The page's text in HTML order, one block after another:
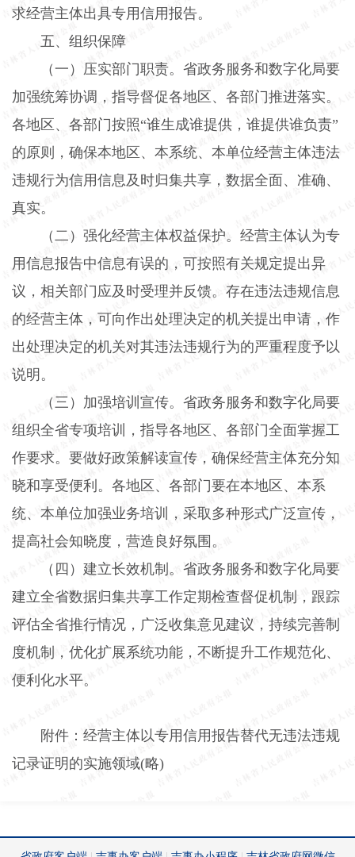
求经营主体出具专用信用报告。
五、组织保障
（一）压实部门职责。 省政务服务和数字化局要
加强统筹协调，指导督促各地区、各部门推进落实。
各地区、各部门按照“谁生成谁提供，谁提供谁负责”
的原则，确保本地区、本系统、本单位经营主体违法
违规行为信用信息及时归集共享，数据全面、准确、
真实。
（二）强化经营主体权益保护。 经营主体认为专
用信息报告中信息有误的，可按照有关规定提出异
议，相关部门应及时受理并反馈。存在违法违规信息
的经营主体，可向作出处理决定的机关提出申请，作
出处理决定的机关对其违法违规行为的严重程度予以
说明。
（三）加强培训宣传。 省政务服务和数字化局要
组织全省专项培训，指导各地区、各部门全面掌握工
作要求。要做好政策解读宣传，确保经营主体充分知
晓和享受便利。各地区、各部门要在本地区、本系
统、本单位加强业务培训，采取多种形式广泛宣传，
提高社会知晓度，营造良好氛围。
（四）建立长效机制。 省政务服务和数字化局要
建立全省数据归集共享工作定期检查督促机制，跟踪
评估全省推行情况，广泛收集意见建议，持续完善制
度机制，优化扩展系统功能，不断提升工作规范化、
便利化水平。
附件：经营主体以专用信用报告替代无违法违规
记录证明的实施领域(略)